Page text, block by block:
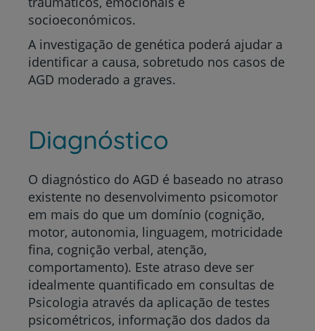
socioeconómicos.
A investigação de genética poderá ajudar a
identificar a causa, sobretudo nos casos de
AGD moderado a graves.
Diagnóstico
O diagnóstico do AGD é baseado no atraso
existente no desenvolvimento psicomotor
em mais do que um domínio (cognição,
motor, autonomia, linguagem, motricidade
fina, cognição verbal, atenção,
comportamento). Este atraso deve ser
idealmente quantificado em consultas de
Psicologia através da aplicação de testes
psicométricos, informação dos dados da